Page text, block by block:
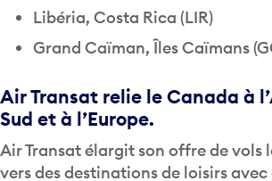
Libéria, Costa Rica (LIR)
Grand Caïman, Îles Caïmans
Air Transat relie le Canada à
Sud et à l’Europe.
Air Transat élargit son offre de vols
vers des destinations de loisirs